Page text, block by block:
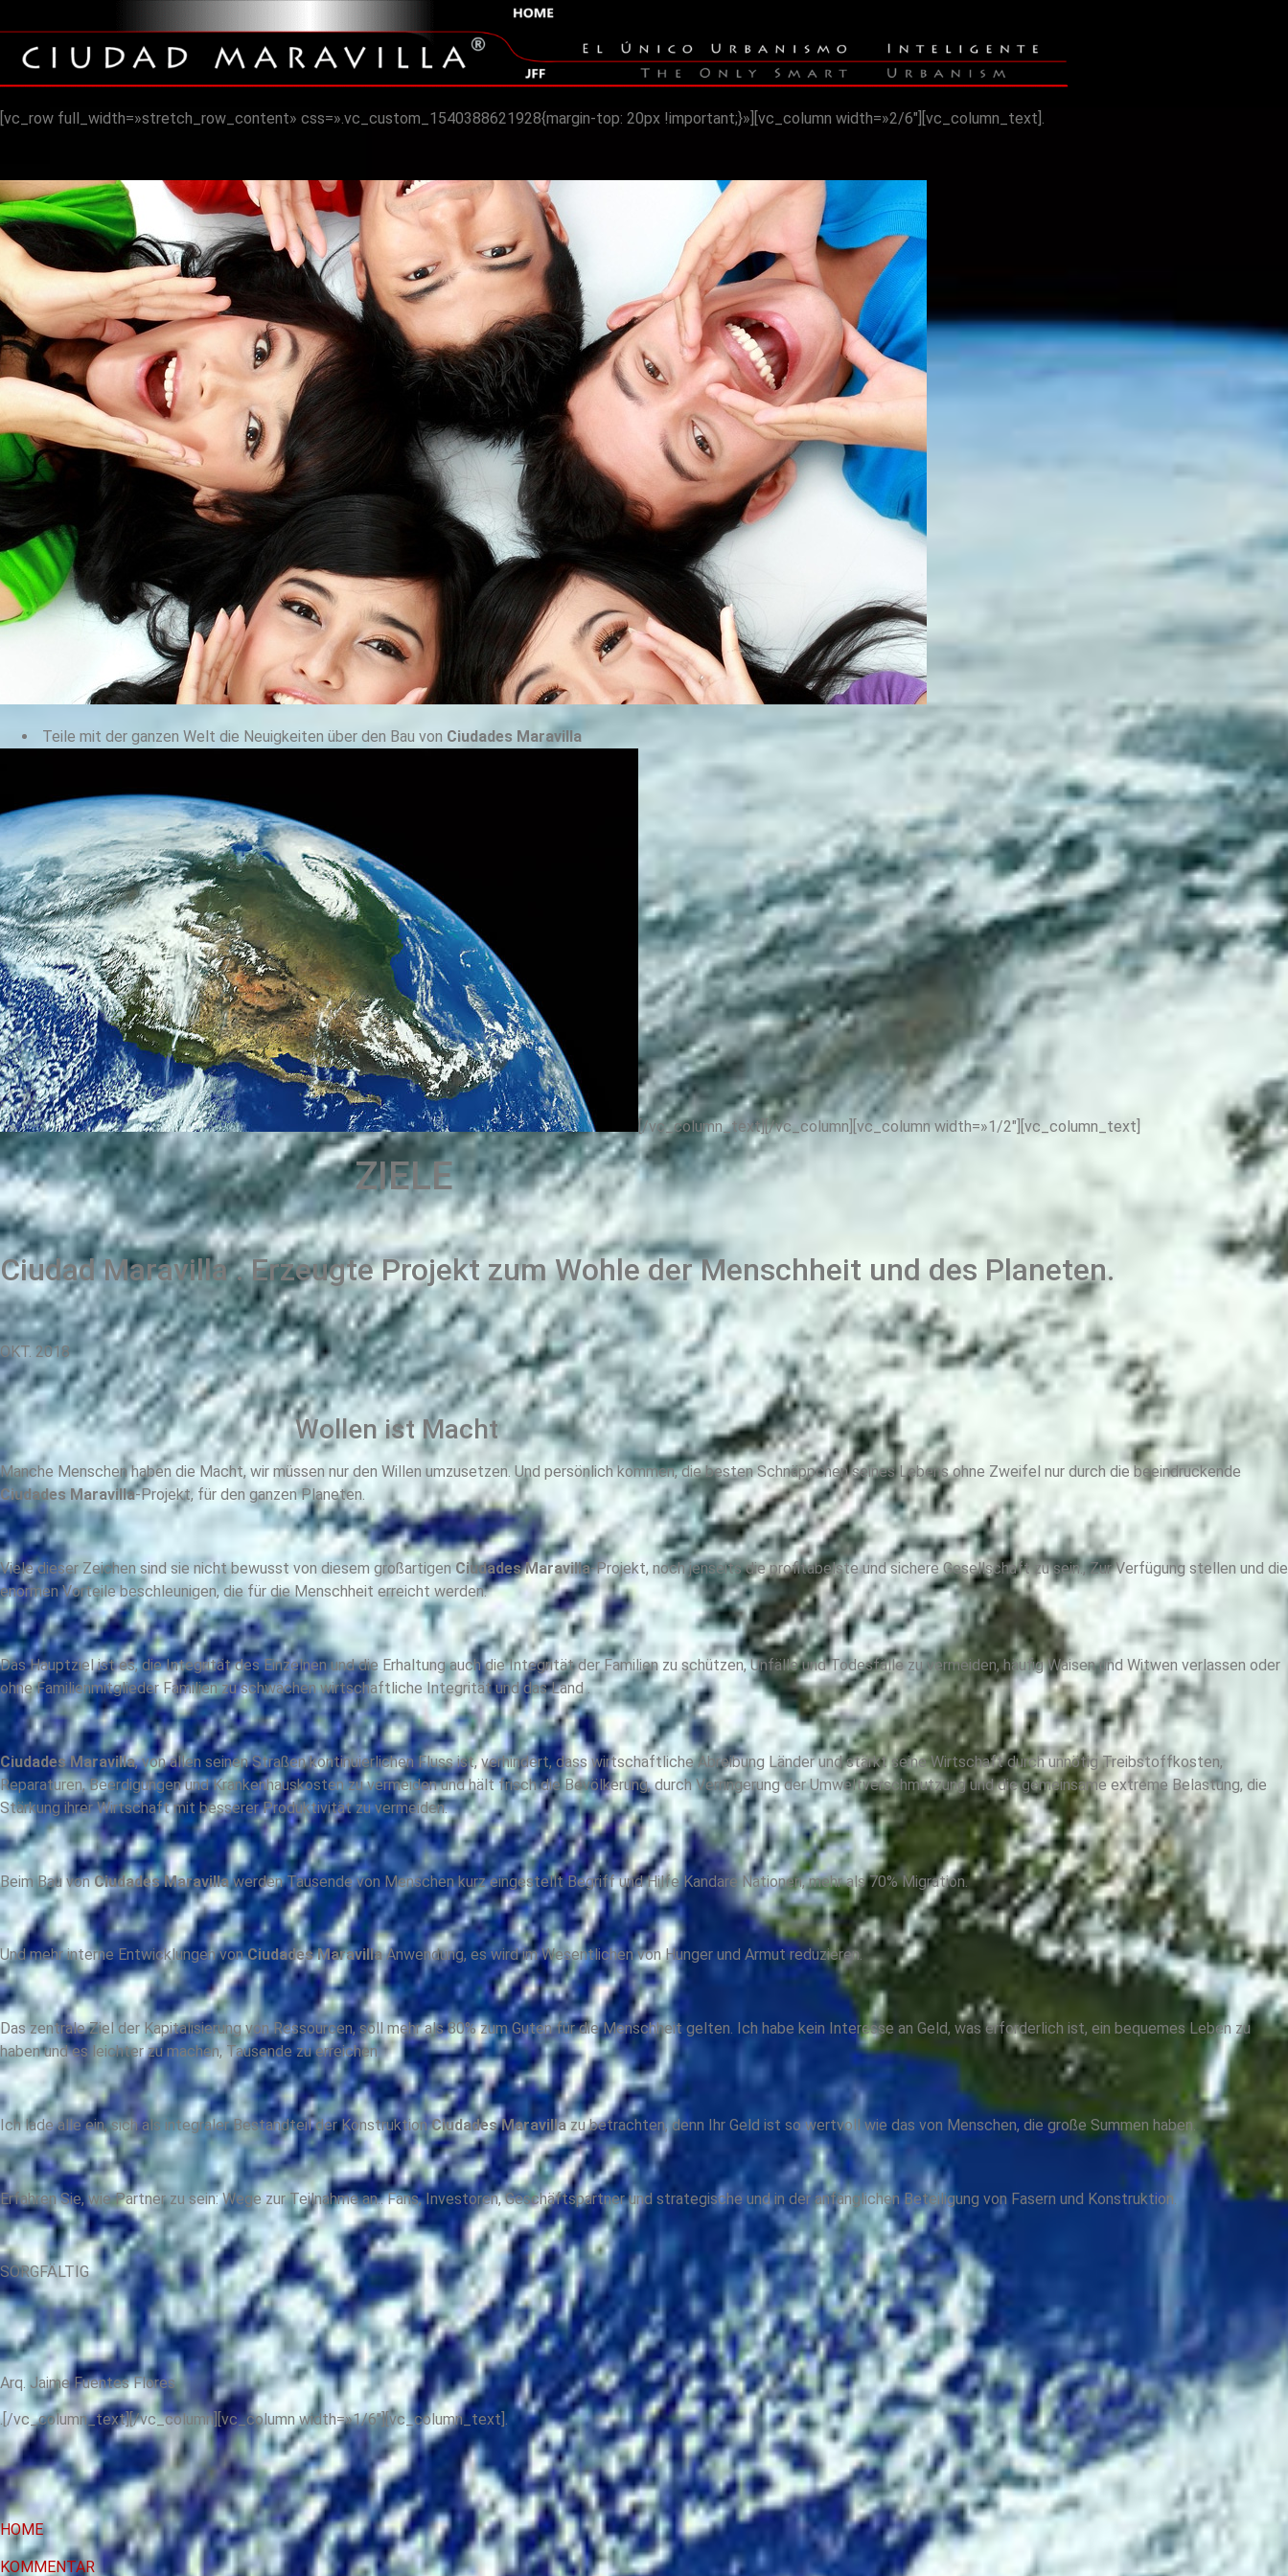
[vc_row full_width=»stretch_row_content» css=».vc_custom_1540388621928{margin-top: 20px !important;}»][vc_column width=»2/6″][vc_column_text].
Teile mit der ganzen Welt die Neuigkeiten über den Bau von Ciudades Maravilla
[/vc_column_text][/vc_column][vc_column width=»1/2″][vc_column_text]
ZIELE
Ciudad Maravilla . Erzeugte Projekt zum Wohle der Menschheit und des Planeten.
OKT. 2018
Wollen ist Macht
Manche Menschen haben die Macht, wir müssen nur den Willen umzusetzen. Und persönlich kommen, die besten Schnäppchen seines Lebens ohne Zweifel nur durch die beeindruckende
Ciudades Maravilla-Projekt, für den ganzen Planeten.
Viele dieser Zeichen sind sie nicht bewusst von diesem großartigenCiudades Maravilla-Projekt, noch jenseits die profitabelste und sichere Gesellschaft zu sein., Zur Verfügung stellen und die
enormen Vorteile beschleunigen, die für die Menschheit erreicht werden.
Das Hauptziel ist es, die Integrität des Einzelnen und die Erhaltung auch die Integrität der Familien zu schützen, Unfälle und Todesfälle zu vermeiden, häufig Waisen und Witwen verlassen oder
ohne Familienmitglieder Familien zu schwächen wirtschaftliche Integrität und das Land .
Ciudades Maravilla, von allen seinen Straßen kontinuierlichen Fluss ist, verhindert, dass wirtschaftliche Abreibung Länder und stärkt seine Wirtschaft durch unnötig Treibstoffkosten,
Reparaturen, Beerdigungen und Krankenhauskosten zu vermeiden und hält frisch die Bevölkerung, durch Verringerung der Umweltverschmutzung und die gemeinsame extreme Belastung, die
Stärkung ihrer Wirtschaft mit besserer Produktivität zu vermeiden.
Beim Bau vonCiudades Maravillawerden Tausende von Menschen kurz eingestellt Begriff und Hilfe Kandare Nationen, mehr als 70% Migration.
Und mehr interne Entwicklungen vonCiudades MaravillaAnwendung, es wird im Wesentlichen von Hunger und Armut reduzieren.
Das zentrale Ziel der Kapitalisierung von Ressourcen, soll mehr als 80% zum Guten für die Menschheit gelten. Ich habe kein Interesse an Geld, was erforderlich ist, ein bequemes Leben zu
haben und es leichter zu machen, Tausende zu erreichen
Ich lade alle ein, sich als integraler Bestandteil der KonstruktionCiudades Maravillazu betrachten, denn Ihr Geld ist so wertvoll wie das von Menschen, die große Summen haben.
Erfahren Sie, wie Partner zu sein: Wege zur Teilnahme an.. Fans, Investoren, Geschäftspartner und strategische und in der anfänglichen Beteiligung von Fasern und Konstruktion.
SORGFÄLTIG
Arq. Jaime Fuentes Flores
.[/vc_column_text][/vc_column][vc_column width=»1/6″][vc_column_text].
HOME
KOMMENTAR